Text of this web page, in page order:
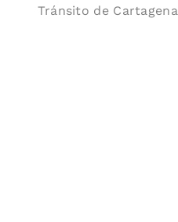
Tránsito de Cartagena